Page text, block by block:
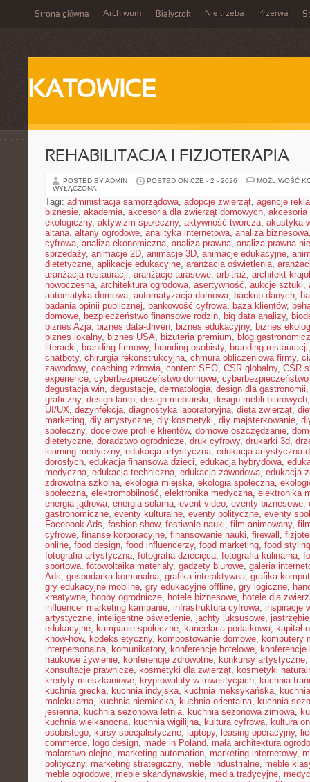
Strona główna Archiwum Białystok Nie trzeba Przerwa
KATOWICE
REHABILITACJA I FIZJOTERAPIA
POSTED BY ADMIN POSTED ON CZE - 2 - 2026
MOŻLIWOŚĆ
WYŁĄCZONA
Tagi: administracja samorządowa, adopcje zwierząt, agencje
biznesie, akademia, akcesoria dla zwierząt domowych, akcesoria
ekologiczny, aktywizm społeczny, aktywność twórcza, akustyka
altana, altany ogrodowe, analityka internetowa, analiza biznesowa
cyfrowa, analiza ekonomiczna, analiza prawna, analiza prawna
sprzedaży, animacje 2D, animacje 3D, animacje edukacyjne,
dietetyczne, aplikacje edukacyjne, aranżacja oświetlenia,
aranżacja restauracji, aranżacje tarasowe, arbitraż, architekt
nowoczesna, architektura ogrodowa, asertywność, aukcje sztuki,
automatyka domowa, automatyzacja domowa, backup danych,
badania opinii publicznej, bankowość cyfrowa, baza klientów,
domowe, bezpieczeństwo finansowe rodzin, big data analizy,
biznes Azja, biznes data-driven, biznes edukacyjny, biznes
biznes lokalny, biznes USA, biżuteria premium, blog
literacki, branding firmowy, branding osobisty, branding restauracji
chatboty, chirurgia rekonstrukcyjna, chmura obliczeniowa firmy,
zawodowy, coaching zdrowia, content SEO, CSR globalny, CSR
experience, cyberbezpieczeństwo domowe,
degustacja win, degustacje, dermatologia, design dla gastronomii
graficzny, design lamp, design meblarski, design mebli biurowych
UI/UX, dezynfekcja, diagnostyka laboratoryjna, dieta zwierząt,
marketing, diy artystyczne, diy kosmetyki, diy majsterkowanie,
społeczny, docelowe profile klientów, domowe oszczędzanie,
dietetyczne, doradztwo ogrodnicze, druk cyfrowy, drukarki 3d,
learning medyczny, edukacja artystyczna, edukacja artystyczna
dorosłych, edukacja finansowa dzieci, edukacja hybrydowa,
medyczna, edukacja techniczna, edukacja zawodowa, edukacja
zdrowotna szkolna, ekologia miejska, ekologia społeczna,
społeczna, elektromobilność, elektronika medyczna, elektronika
energia jądrowa, energia solarna, event video, eventy biznesowe,
gastronomiczne, eventy kulturalne, eventy polityczne, eventy
Facebook Ads, fashion show, festiwale nauki, film animowany,
cyfrowe, finanse korporacyjne, finansowanie nauki, firewall ,
online, food design, food influencerzy, food marketing, food styling
fotografia artystyczna, fotografia dziecięca, fotografia kulinarna,
sportowa, fotowoltaika materiały, gadżety biurowe, galeria
Ads, gospodarka komunalna, grafika interaktywna, grafika
gry edukacyjne mobilne, gry edukacyjne offline, gry logiczne,
kreatywne, hobby ogrodnicze, hotele biznesowe, hotele dla
influencer marketing kampanie, infrastruktura cyfrowa, inspiracje
artystyczne, inteligentne oświetlenie, jachty luksusowe,
edukacyjne, kampanie społeczne, kancelaria podatkowa, kapitał
know-how, kodeks etyczny, kompostowanie domowe, komputery
interpersonalna, komunikatory, konferencje hotelowe, konferencje
naukowe żywienie, konferencje zdrowotne, konkursy artystyczne,
konsultacje prawnicze, kosmetyki dla zwierząt, kosmetyki
kredyty mieszkaniowe, kryptowaluty w inwestycjach, kuchnia
kuchnia grecka, kuchnia indyjska, kuchnia meksykańska,
molekularna, kuchnia niemiecka, kuchnia orientalna, kuchnia
jesienna, kuchnia sezonowa letnia, kuchnia sezonowa zimowa,
kuchnia wielkanocna, kuchnia wigilijna, kultura cyfrowa, kultura
osobistego, kursy specjalistyczne, laptopy, leasing operacyjny,
commerce, logo design, made in Poland, mała architektura
malarstwo olejne, marketing automation, marketing internetowy,
polityczny, marketing strategiczny, meble industrialne, meble
meble ogrodowe, meble skandynawskie, media tradycyjne,